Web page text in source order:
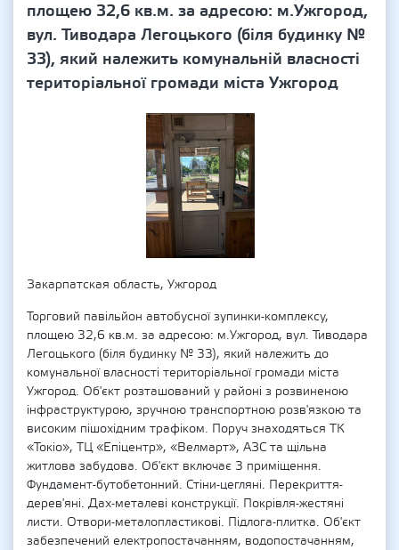
площею 32,6 кв.м. за адресою: м.Ужгород,
вул. Тиводара Легоцького (біля будинку №
33), який належить комунальній власності
територіальної громади міста Ужгород
Закарпатская область, Ужгород
Торговий павільйон автобусної зупинки-комплексу,
площею 32,6 кв.м. за адресою: м.Ужгород, вул. Тиводара
Легоцького (біля будинку № 33), який належить до
комунальної власності територіальної громади міста
Ужгород. Об'єкт розташований у районі з розвиненою
інфраструктурою, зручною транспортною розв'язкою та
високим пішохідним трафіком. Поруч знаходяться ТК
«Токіо», ТЦ «Епіцентр», «Велмарт», АЗС та щільна
житлова забудова. Об'єкт включає 3 приміщення.
Фундамент-бутобетонний. Стіни-цегляні. Перекриття-
дерев'яні. Дах-металеві конструкції. Покрівля-жестяні
листи. Отвори-металопластикові. Підлога-плитка. Об'єкт
забезпечений електропостачанням, водопостачанням,